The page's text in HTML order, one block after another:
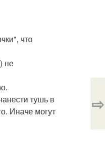
что
не
тушь в
Иначе могут
⇨